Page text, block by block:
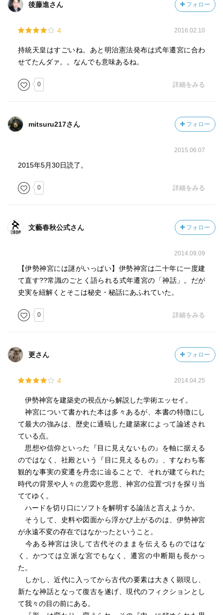
後藤進さん フォロー
4 2016.02.10
持統天皇はすごいね。あと明治憲法発布は式年遷宮に合わ
せてたんダァ。。なんでも意味あるね。
0 詳細をみる
mitsuru217さん フォロー
2015.06.07
2015年5月30日読了。
0 詳細をみる
文藝春秋公式さん フォロー
2014.09.09
【伊勢神宮には謎がいっぱい】伊勢神宮は二十年に一度建
て直す??常識のごとく語られる式年遷宮の「神話」。だが
史実を紐解くとそこは秘史・秘話にあふれていた。
0 詳細をみる
更さん フォロー
4 2014.04.25
伊勢神宮を建築史の視点から解説した学術エッセイ。
神宮について書かれた本は多々あるが、本書の特徴にし
て最大の強みは、歴史に通暁した建築家によって論述され
ている点。
思想や信仰といった『目に見えないもの』を軸に据える
のではなく、社殿という『目に見えるもの』、すなわち客
観的な事実の変遷を丹念に辿ることで、それが建てられた
時代の背景や人々の意図や意思、神宮の位置づけを探り当
ててゆく。
ハードを切り口にソフトを解明する論法と言えようか。
そうして、史料や図面から浮かび上がるのは、伊勢神宮
が永遠不変の存在ではなかったということ。
今ある神宮は決して古代そのままを伝えるものではな
く、かつては立派な宮でもなく、遷宮の中断期も長かっ
た。
しかし、近代に入ってから古代の要素は大きく顕現し、
新たな神話となって復古を遂げ、現代のフィクションとし
て我々の目の前にある。